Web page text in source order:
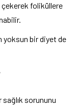
çekerek foliküllere
yoksun bir diyet de
sorununu